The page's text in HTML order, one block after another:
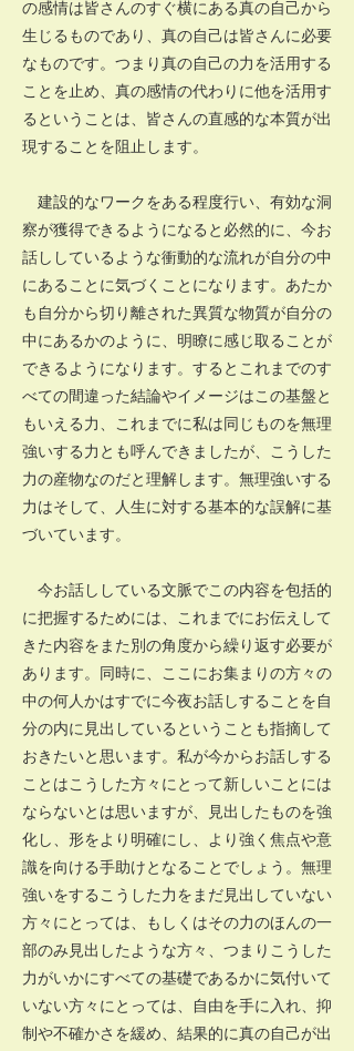
の感情は皆さんのすぐ横にある真の自己から
生じるものであり、真の自己は皆さんに必要
なものです。つまり真の自己の力を活用する
ことを止め、真の感情の代わりに他を活用す
るということは、皆さんの直感的な本質が出
現することを阻止します。
建設的なワークをある程度行い、有効な洞
察が獲得できるようになると必然的に、今お
話ししているような衝動的な流れが自分の中
にあることに気づくことになります。あたか
も自分から切り離された異質な物質が自分の
中にあるかのように、明瞭に感じ取ることが
できるようになります。するとこれまでのす
べての間違った結論やイメージはこの基盤と
もいえる力、これまでに私は同じものを無理
強いする力とも呼んできましたが、こうした
力の産物なのだと理解します。無理強いする
力はそして、人生に対する基本的な誤解に基
づいています。
今お話ししている文脈でこの内容を包括的
に把握するためには、これまでにお伝えして
きた内容をまた別の角度から繰り返す必要が
あります。同時に、ここにお集まりの方々の
中の何人かはすでに今夜お話しすることを自
分の内に見出しているということも指摘して
おきたいと思います。私が今からお話しする
ことはこうした方々にとって新しいことには
ならないとは思いますが、見出したものを強
化し、形をより明確にし、より強く焦点や意
識を向ける手助けとなることでしょう。無理
強いをするこうした力をまだ見出していない
方々にとっては、もしくはその力のほんの一
部のみ見出したような方々、つまりこうした
力がいかにすべての基礎であるかに気付いて
いない方々にとっては、自由を手に入れ、抑
制や不確かさを緩め、結果的に真の自己が出